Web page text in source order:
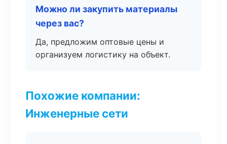
Можно ли закупить материалы
через вас?
Да, предложим оптовые цены и
организуем логистику на объект.
Похожие компании:
Инженерные сети